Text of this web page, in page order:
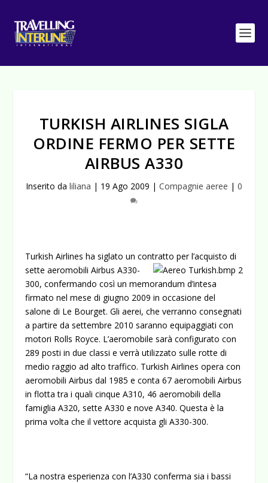
TURKISH AIRLINES SIGLA
ORDINE FERMO PER SETTE
AIRBUS A330
Inserito da liliana | 19 Ago 2009 | Compagnie aeree | 0
Turkish Airlines ha siglato un contratto per l’acquisto di
sette aeromobiliAirbus A330-
300, confermando così un memorandum d’intesa
firmato nel mese di giugno 2009 in occasione del
salone di Le Bourget. Gli aerei, che verranno consegnati
a partire da settembre 2010 saranno equipaggiati con
motori Rolls Royce. L’aeromobile sarà configurato con
289 posti in due classi e verrà utilizzato sulle rotte di
medio raggio ad alto traffico. Turkish Airlines opera con
aeromobili Airbus dal 1985 e conta 67 aeromobili Airbus
in flotta tra i quali cinque A310, 46 aeromobili della
famiglia A320, sette A330 e nove A340. Questa è la
prima volta che il vettore acquista gli A330-300.
“La nostra esperienza con l’A330 conferma sia i bassi